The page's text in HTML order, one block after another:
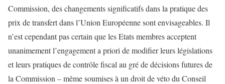
Commission, des changements significatifs dans la pratique des
prix de transfert dans l’Union Européenne sont envisageables. Il
n’est cependant pas certain que les Etats membres acceptent
unanimement l’engagement a priori de modifier leurs législations
et leurs pratiques de contrôle fiscal au gré de décisions futures de
la Commission – même soumises à un droit de véto du Conseil